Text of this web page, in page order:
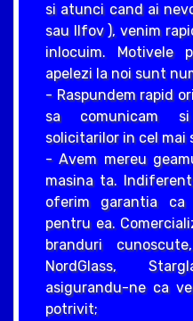
si atunci cand ai
sau Ilfov ), venim
inlocuim. Motivele
apelezi la noi sunt
- Raspundem rapid
sa comunicam
solicitarilor in cel mai
- Avem mereu
masina ta.
oferim garantia ca
pentru ea.
branduri
NordGlass,
asigurandu-ne ca
potrivit;